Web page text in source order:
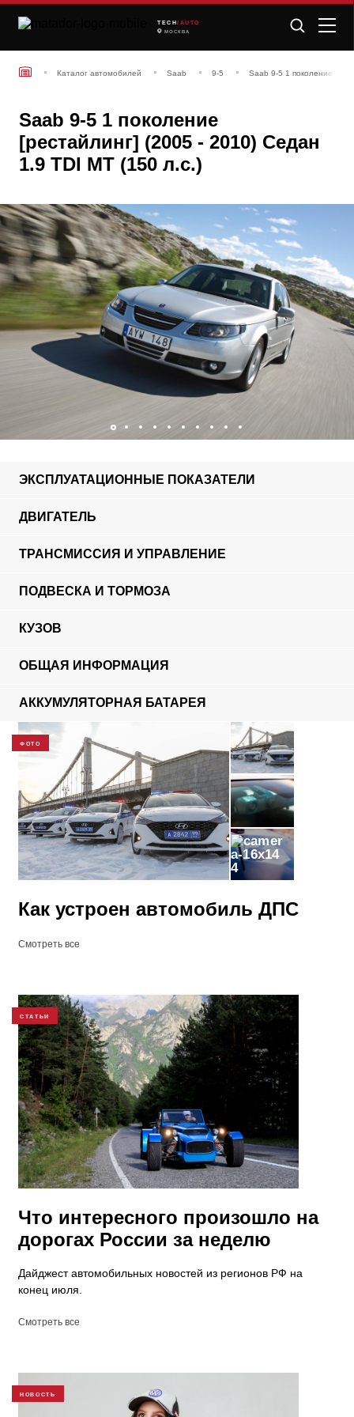
TECH /AUTO
МОСКВА
Каталог автомобилей Saab 9-5 Saab 9-5 1 поколение
Saab 9-5 1 поколение
[рестайлинг] (2005 - 2010) Седан
1.9 TDI MT (150 л.с.)
ЭКСПЛУАТАЦИОННЫЕ ПОКАЗАТЕЛИ
ДВИГАТЕЛЬ
ТРАНСМИССИЯ И УПРАВЛЕНИЕ
ПОДВЕСКА И ТОРМОЗА
КУЗОВ
ОБЩАЯ ИНФОРМАЦИЯ
АККУМУЛЯТОРНАЯ БАТАРЕЯ
ФОТО
4
Как устроен автомобиль ДПС
Смотреть все
СТАТЬИ
Что интересного произошло на
дорогах России за неделю
Дайджест автомобильных новостей из регионов РФ на
конец июля.
Смотреть все
НОВОСТЬ